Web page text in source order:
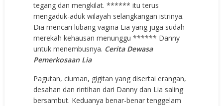
tegang dan mengkilat. ****** itu terus
mengaduk-aduk wilayah selangkangan istrinya.
Dia mencari lubang vagina Lia yang juga sudah
merekah kehausan menunggu ****** Danny
untuk menembusnya. Cerita Dewasa
Pemerkosaan Lia
Pagutan, ciuman, gigitan yang disertai erangan,
desahan dan rintihan dari Danny dan Lia saling
bersambut. Keduanya benar-benar tenggelam